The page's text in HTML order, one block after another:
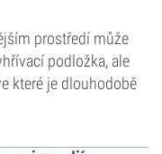
prostředí může
podložka, ale
které je dlouhodobě